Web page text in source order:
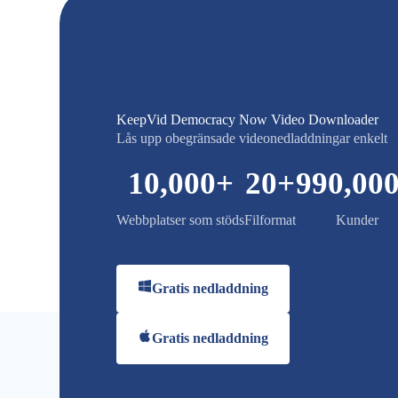
KeepVid Democracy Now Video Downloader
Lås upp obegränsade videonedladdningar enkelt
Webbplatser som stöds
10,000+
Filformat
20+
Kunder
Gratis nedladdning
Gratis nedladdning